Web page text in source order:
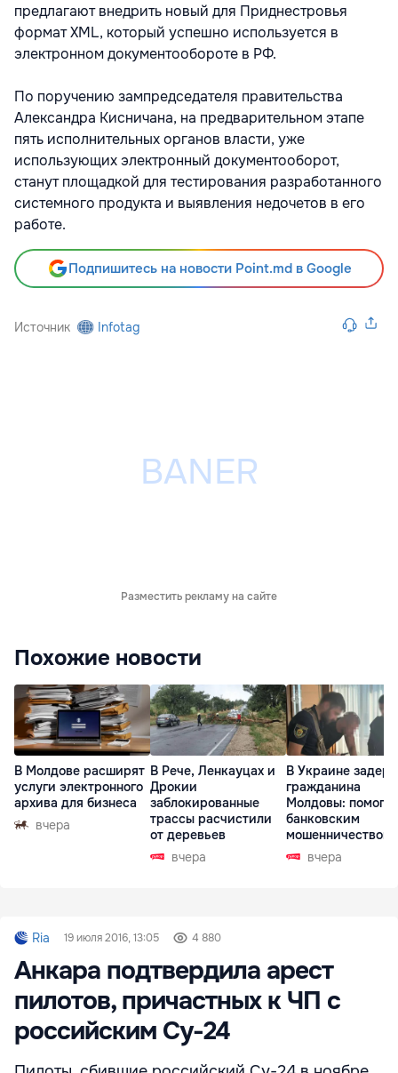
предлагают внедрить новый для Приднестровья
формат XML, который успешно используется в
электронном документообороте в РФ.
По поручению зампредседателя правительства
Александра Кисничана, на предварительном этапе
пять исполнительных органов власти, уже
использующих электронный документооборот,
станут площадкой для тестирования разработанного
системного продукта и выявления недочетов в его
работе.
Подпишитесь на новости Point.md в Google
Источник Infotag
Разместить рекламу на сайте
Похожие новости
В Молдове расширят
услуги электронного
архива для бизнеса
вчера
В Рече, Ленкауцах и
Дрокии
заблокированные
трассы расчистили
от деревьев
вчера
В Украине
гражданина
Молдовы:
банковским
мошенничеством
Чехиивчера
Ria 19 июля 2016, 13:05 4 880
Анкара подтвердила арест
пилотов, причастных к ЧП с
российским Су-24